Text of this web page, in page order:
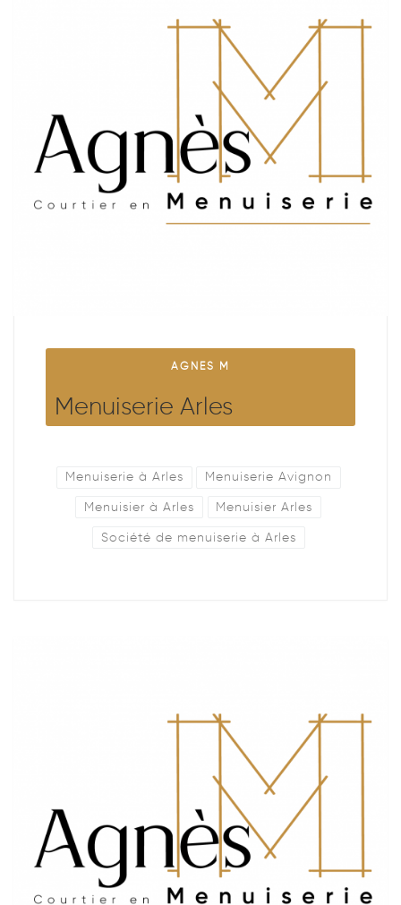
AGNES M
Menuiserie Arles
Menuiserie à Arles Menuiserie Avignon
Menuisier à Arles Menuisier Arles
Société de menuiserie à Arles